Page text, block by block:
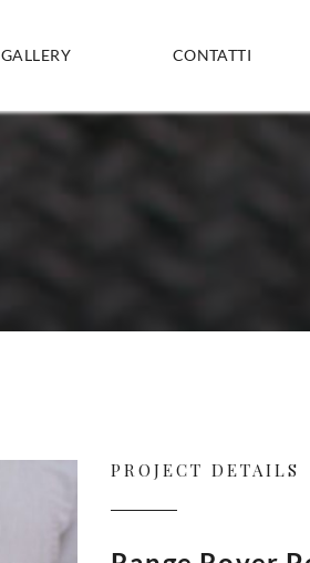
GALLERY CONTATTI
PROJECT DETAILS